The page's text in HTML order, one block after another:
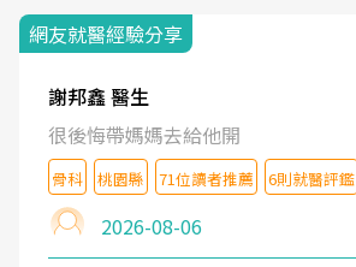
網友就醫經驗分享
謝邦鑫 醫生
很後悔帶媽媽去給他開
骨科 桃園縣 71位讀者推薦 6則就醫評鑑
2026-08-06